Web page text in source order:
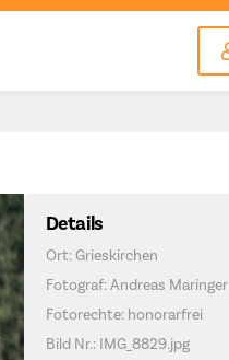
Details
Ort: Grieskirchen
Fotograf: Andreas Maringer
Fotorechte: honorarfrei
Bild Nr.: IMG_8829.jpg